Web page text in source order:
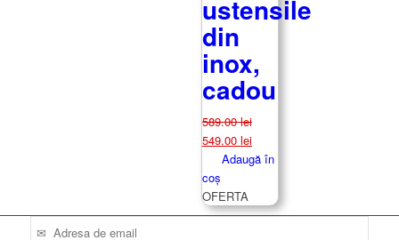
ustensile
din
inox,
cadou
589.00lei
Prețul
inițial
a
fost:
589.00 lei.
549.00 leiPrețul
curent
549.00 lei.
Adaugă în
coș
OFERTA